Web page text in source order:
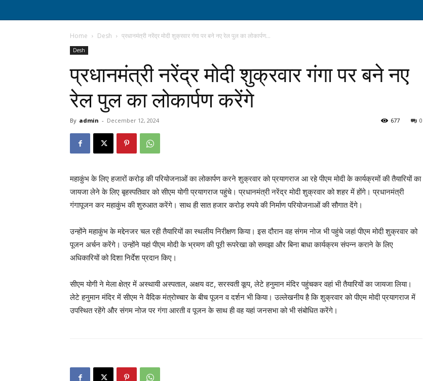
Home Desh प्रधानमंत्री नरेंद्र मोदी शुक्रवार गंगा पर बने नए रेल पुल का लोकार्पण...
Desh
प्रधानमंत्री नरेंद्र मोदी शुक्रवार गंगा पर बने नए
रेल पुल का लोकार्पण करेंगे
By admin - December 12, 2024 0
677
महाकुंभ के लिए हजारों करोड़ की परियोजनाओं का लोकार्पण करने शुक्रवार को प्रयागराज आ रहे पीएम मोदी के कार्यक्रमों की तैयारियों का
जायजा लेने के लिए बृहस्पतिवार को सीएम योगी प्रयागराज पहुंचे। प्रधानमंत्री नरेंद्र मोदी शुक्रवार को शहर में होंगे। प्रधानमंत्री
गंगापूजन कर महाकुंभ की शुरुआत करेंगे। साथ ही सात हजार करोड़ रुपये की निर्माण परियोजनाओं की सौगात देंगे।
उन्होंने महाकुंभ के मद्देनजर चल रही तैयारियों का स्थलीय निरीक्षण किया। इस दौरान वह संगम नोज भी पहुंचे जहां पीएम मोदी शुक्रवार को
पूजन अर्चन करेंगे। उन्होंने यहां पीएम मोदी के भ्रमण की पूरी रूपरेखा को समझा और बिना बाधा कार्यक्रम संपन्न कराने के लिए
अधिकारियों को दिशा निर्देश प्रदान किए।
सीएम योगी ने मेला क्षेत्र में अस्थायी अस्पताल, अक्षय वट, सरस्वती कूप, लेटे हनुमान मंदिर पहुंचकर वहां भी तैयारियों का जायजा लिया।
लेटे हनुमान मंदिर में सीएम ने वैदिक मंत्रोच्चार के बीच पूजन व दर्शन भी किया। उल्लेखनीय है कि शुक्रवार को पीएम मोदी प्रयागराज में
उपस्थित रहेंगे और संगम नोज पर गंगा आरती व पूजन के साथ ही वह यहां जनसभा को भी संबोधित करेंगे।